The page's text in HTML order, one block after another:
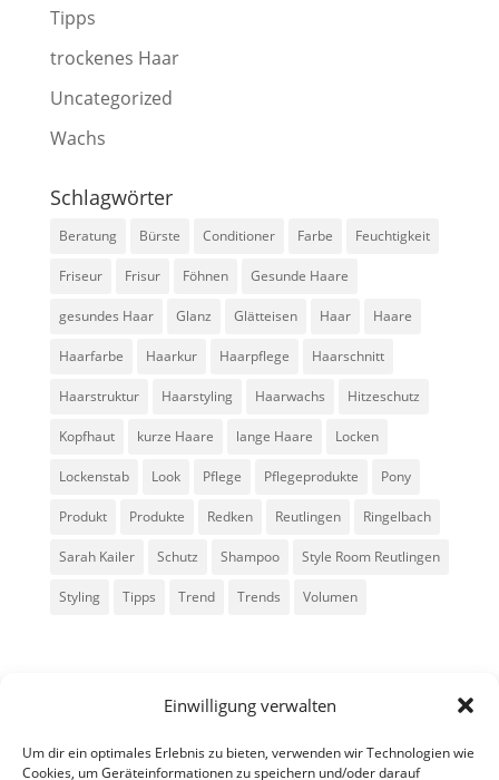
Einwilligung verwalten
Um dir ein optimales Erlebnis zu bieten, verwenden wir Technologien wie
Cookies, um Geräteinformationen zu speichern und/oder darauf
Tipps
trockenes Haar
Uncategorized
Wachs
Schlagwörter
Beratung Bürste Conditioner Farbe Feuchtigkeit
Friseur Frisur Föhnen Gesunde Haare
gesundes Haar Glanz Glätteisen Haar Haare
Haarfarbe Haarkur Haarpflege Haarschnitt
Haarstruktur Haarstyling Haarwachs Hitzeschutz
Kopfhaut kurze Haare lange Haare Locken
Lockenstab Look Pflege Pflegeprodukte Pony
Produkt Produkte Redken Reutlingen Ringelbach
Sarah Kailer Schutz Shampoo Style Room Reutlingen
Styling Tipps Trend Trends Volumen